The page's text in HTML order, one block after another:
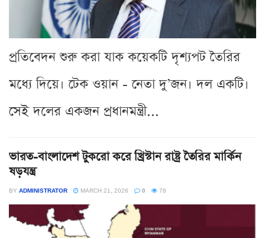
প্রতিবেদন শুরু করা যাক কয়েকটি দৃশ্যপট তৈরির
মধ্যে দিয়ে। টেক ওয়ান - নেতা দু’জন। দল একটি।
সেই দলের একজন প্রধানমন্ত্রী...
ভারত-বাংলাদেশ টুকরো করে খ্রিস্টান রাষ্ট্র তৈরির মার্কিন
ষড়যন্ত্র
BY ADMINISTRATOR MARCH 21, 2026 0 78